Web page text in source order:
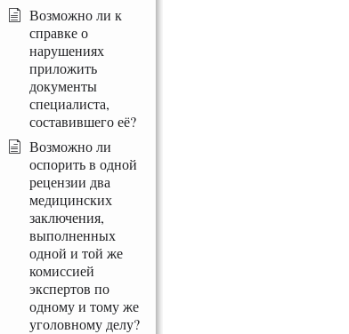
Возможно ли к
справке о
нарушениях
приложить
документы
специалиста,
составившего её?
Возможно ли
оспорить в одной
рецензии два
медицинских
заключения,
выполненных
одной и той же
комиссией
экспертов по
одному и тому же
уголовному делу?